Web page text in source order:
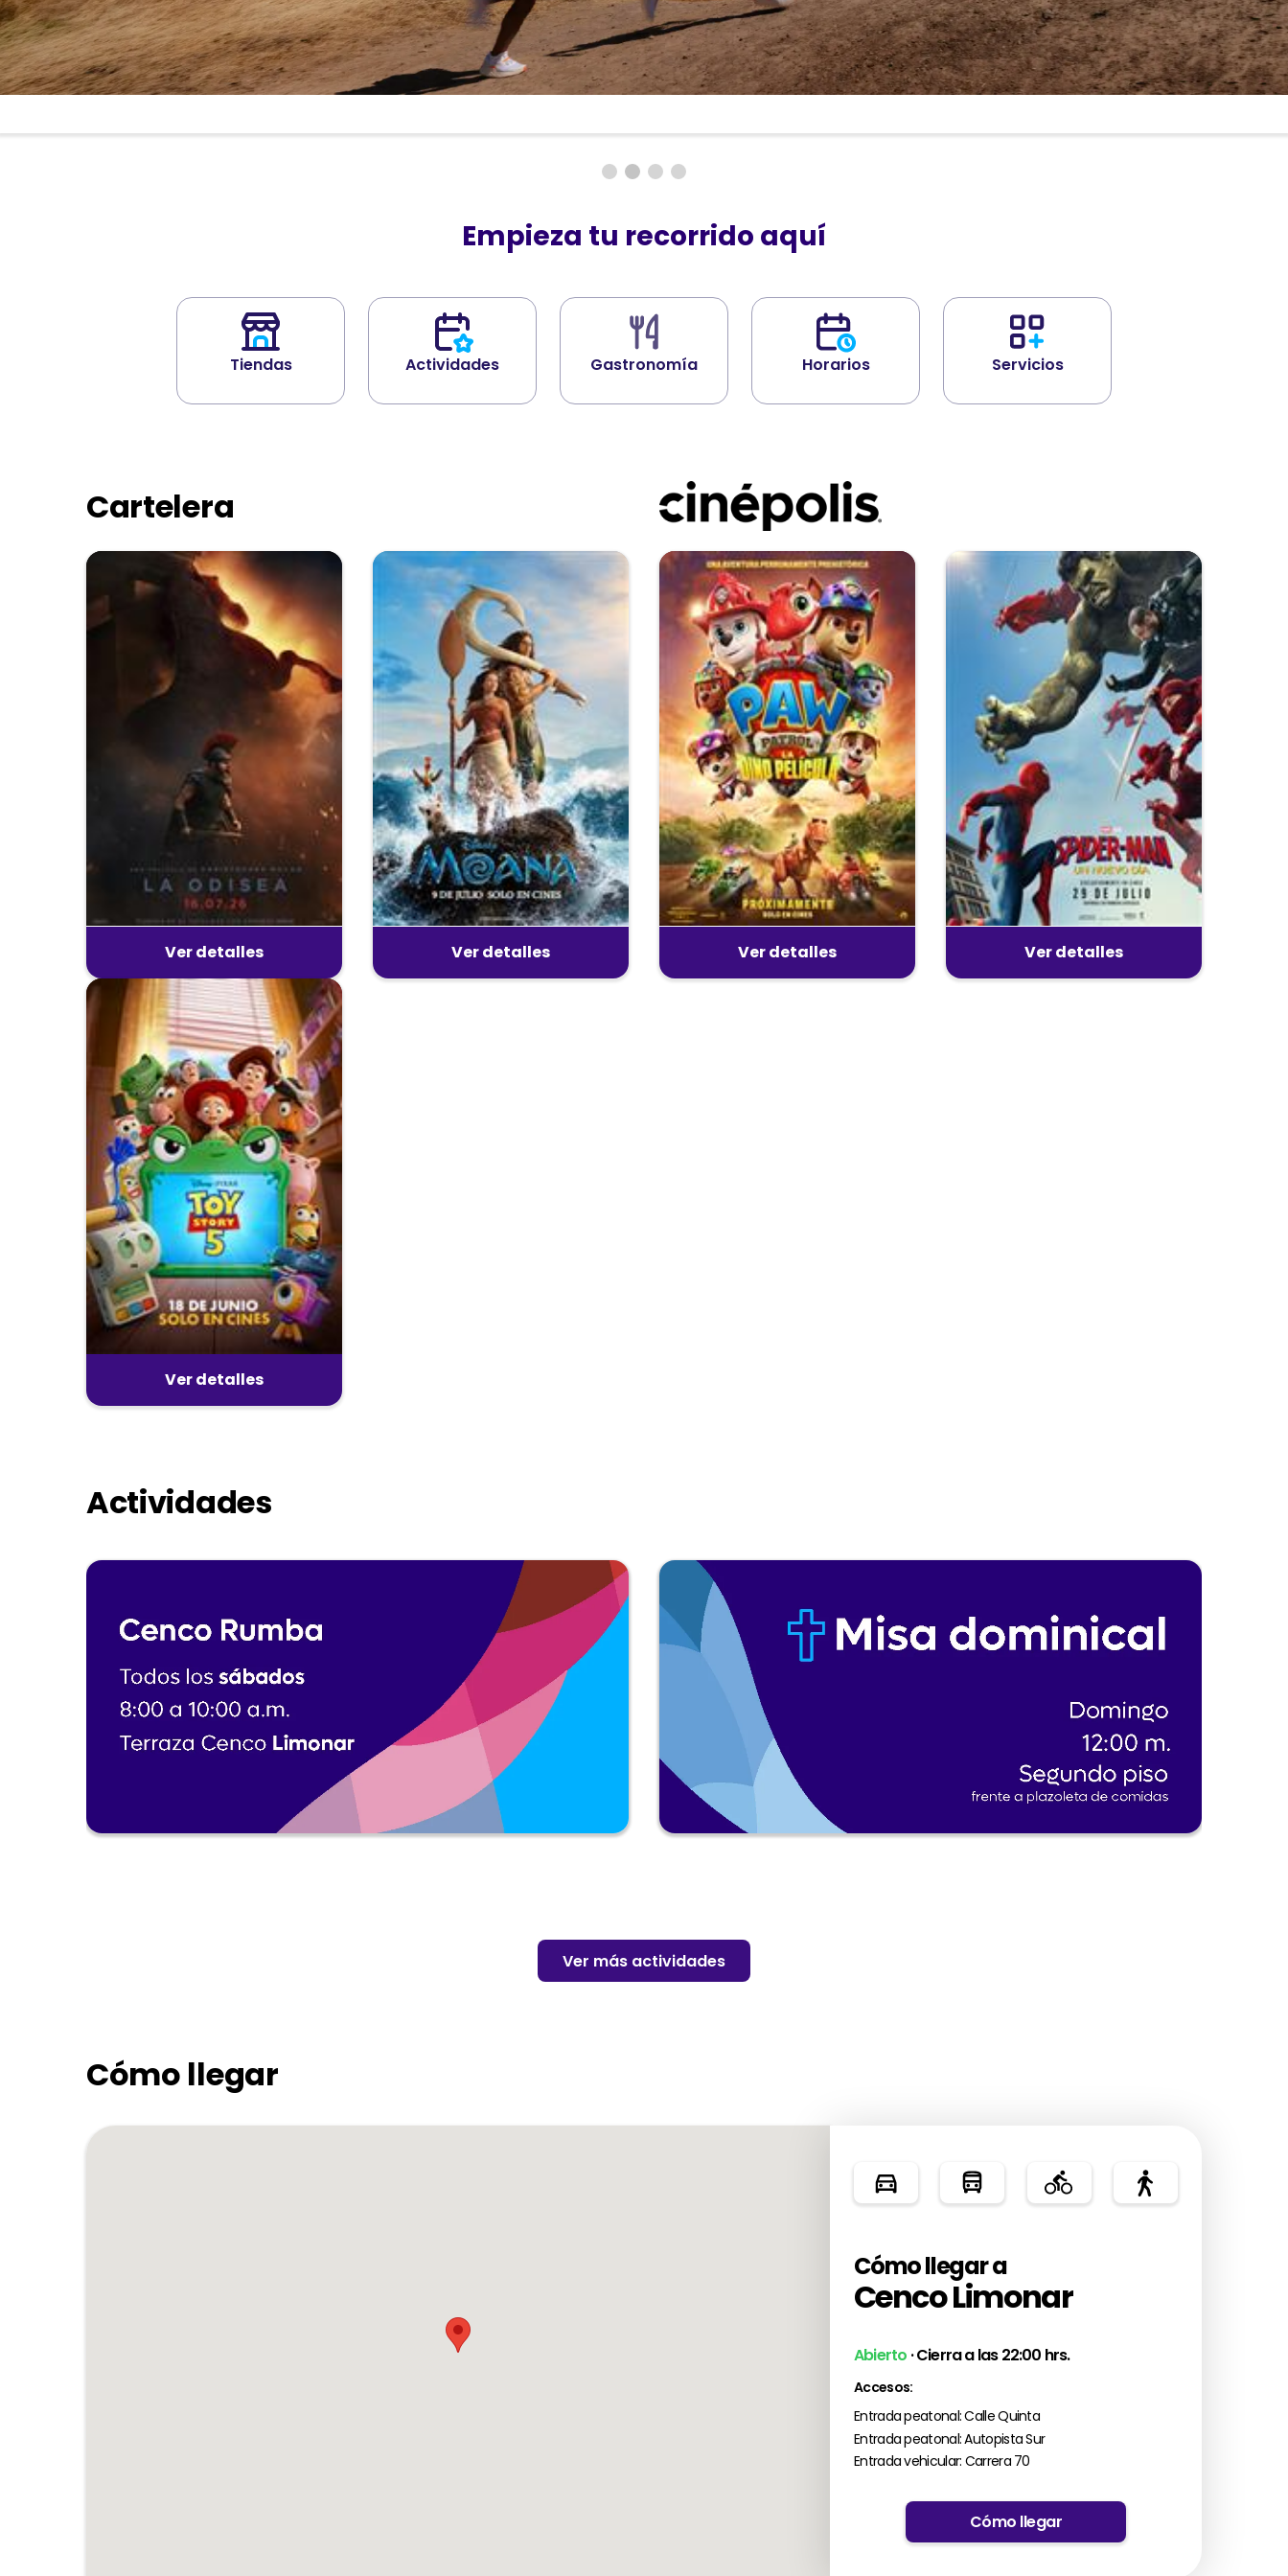
Empieza tu recorrido aquí
Tiendas Actividades Gastronomía Horarios Servicios
Cartelera
Ver detalles Ver detalles Ver detalles Ver detalles
Ver detalles
Actividades
Ver más actividades
Cómo llegar
Cómo llegar a
Cenco Limonar
Abierto · Cierra a las 22:00 hrs.
Accesos:
Entrada peatonal: Calle Quinta
Entrada peatonal: Autopista Sur
Entrada vehicular: Carrera 70
Cómo llegar